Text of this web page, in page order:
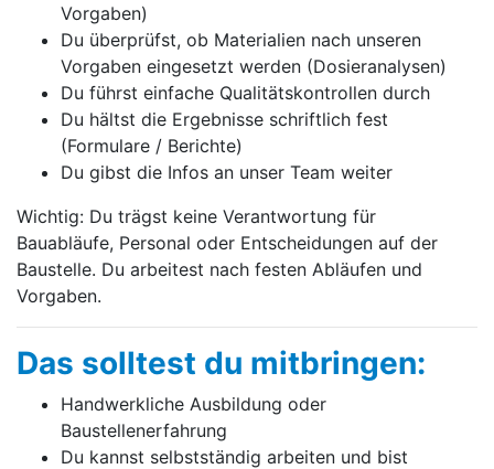
Vorgaben)
Du überprüfst, ob Materialien nach unseren
Vorgaben eingesetzt werden (Dosieranalysen)
Du führst einfache Qualitätskontrollen durch
Du hältst die Ergebnisse schriftlich fest
(Formulare / Berichte)
Du gibst die Infos an unser Team weiter
Wichtig: Du trägst keine Verantwortung für
Bauabläufe, Personal oder Entscheidungen auf der
Baustelle. Du arbeitest nach festen Abläufen und
Vorgaben.
Das solltest du mitbringen:
Handwerkliche Ausbildung oder
Baustellenerfahrung
Du kannst selbstständig arbeiten und bist